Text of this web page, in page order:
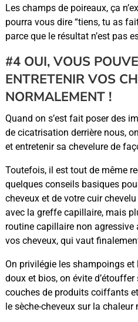
Les champs de poireaux, ça
pourra vous dire “tiens, tu as
parce que le résultat n’est pas
#4 OUI, VOUS
ENTRETENIR VOS
NORMALEMENT !
Quand on s’est fait poser des
de cicatrisation derrière nous,
et entretenir sa chevelure de
Toutefois, il est tout de même
quelques conseils basiques
cheveux et de votre cuir
avec la greffe capillaire, mais
routine capillaire non agressive
vos cheveux, qui vaut
On privilégie les shampoings
doux et bios, on évite
couches de produits coiffants et
le sèche-cheveux sur la chaleur